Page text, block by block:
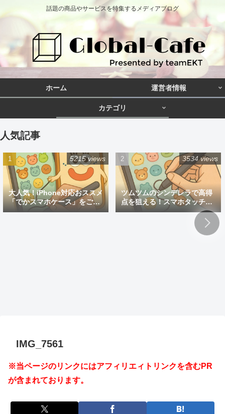
話題の商品やサービスを特集するメディアブログ
ホーム 運営者情報
カテゴリ
人気記事
大人気！iPhone対応おススメ
「でかスマホケース」をご紹
介
5215 views
ツムツムのシンデレラで高得
点を狙える！スマホタッチペ
ン
3534 views
IMG_7561
※当ページのリンクにはアフィリエィトリンクを含むPR
が含まれております。